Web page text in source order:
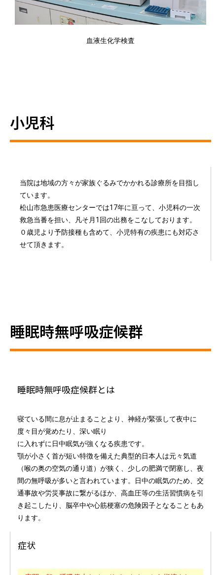
血液生化学検査
小児科
当院は地域の方々が家族ぐるみでかかれる診療所を目指し
ています。
松山市急患医療センターでは17年に亘って、小児科の一次
救急当番を担い、凡そ月1回の出務をこなしております。
０歳児より予防接種も含めて、小児特有の疾患にも対応さ
せて頂きます。
睡眠時無呼吸症候群
睡眠時無呼吸症候群とは
寝ている間に息が止まることより、神経が緊張して夜中に
度々目が覚めたり、深い眠り
に入れずに日中眠気が強くなる疾患です。
顎が小さく首が短い特徴を備えた典型的日本人は元々気道
（喉の奥の空気の通り道）が狭く、少しの肥満で閉塞し、夜
間の無呼吸が多いと言われています。日中の眠気のため、交
通事故や労災事故に繋がるほか、高血圧等の生活習慣病を引
き起こしたり、脳卒中や心筋梗塞の危険因子となることもあ
ります。
症状